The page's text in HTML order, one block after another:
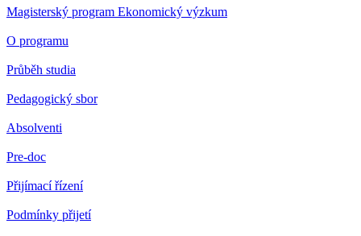
Magisterský program Ekonomický výzkum
O programu
Průběh studia
Pedagogický sbor
Absolventi
Pre-doc
Přijímací řízení
Podmínky přijetí